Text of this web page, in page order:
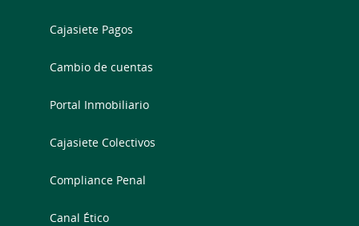
Cajasiete Pagos
Cambio de cuentas
Portal Inmobiliario
Cajasiete Colectivos
Compliance Penal
Canal Ético